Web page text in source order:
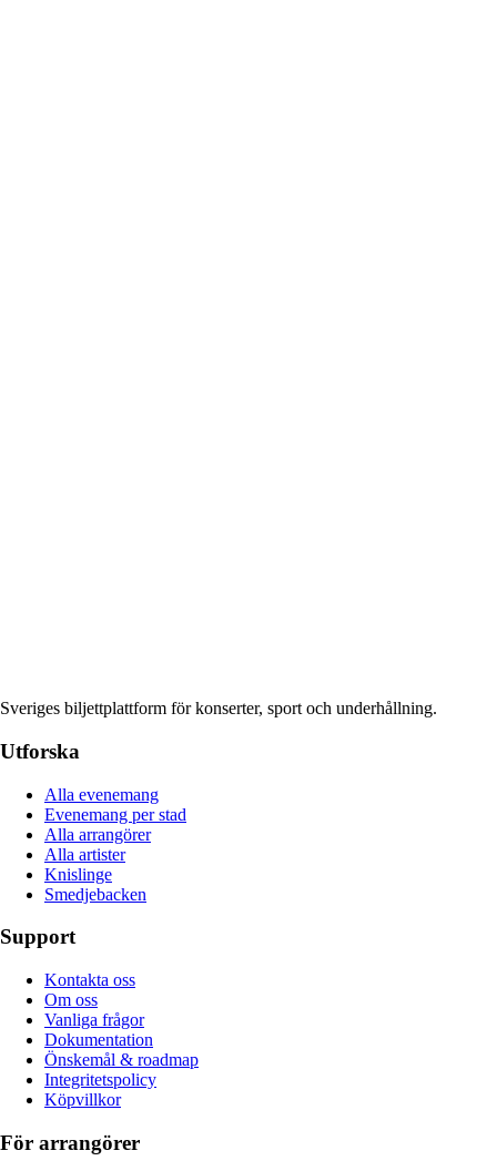
Sveriges biljettplattform för konserter, sport och underhållning.
Utforska
Alla evenemang
Evenemang per stad
Alla arrangörer
Alla artister
Knislinge
Smedjebacken
Support
Kontakta oss
Om oss
Vanliga frågor
Dokumentation
Önskemål & roadmap
Integritetspolicy
Köpvillkor
För arrangörer